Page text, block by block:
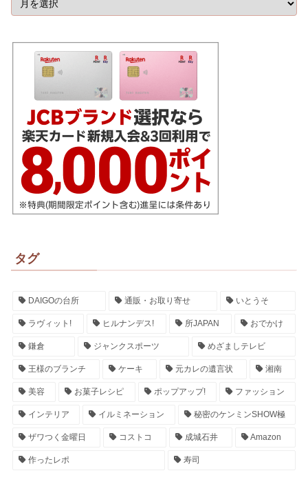
タグ
DAIGOの台所 通販・お取り寄せ いとうそ
ラヴィット! ヒルナンデス! 所JAPAN おでかけ
鎌倉 ジャンクスポーツ めざましテレビ
王様のブランチ ケーキ 元カレの遺言状 湘南
美容 お菓子レシピ ポップアップ! ファッション
インテリア イルミネーション 秘密のケンミンSHOW極
ザワつく金曜日 コストコ 成城石井 Amazon
作ったレポ 寿司